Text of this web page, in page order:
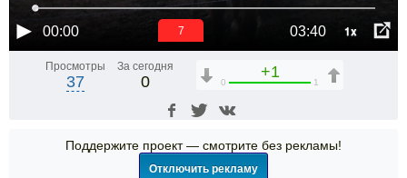
00:00 03:40 1x
6
Просмотры
37
За сегодня
0
+1
0 1
Поддержите проект — смотрите без рекламы!
Отключить рекламу